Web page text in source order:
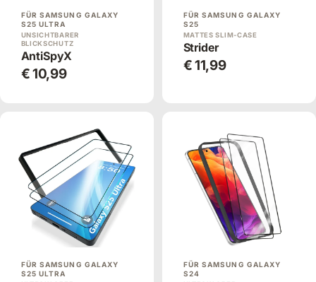
FÜR SAMSUNG GALAXY
S25 ULTRA
UNSICHTBARER
BLICKSCHUTZ
AntiSpyX
€ 10,99
FÜR SAMSUNG GALAXY
S25
MATTES SLIM-CASE
Strider
€ 11,99
FÜR SAMSUNG GALAXY
S25 ULTRA
FÜR SAMSUNG GALAXY
S24